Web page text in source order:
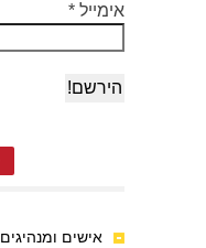
אימייל *
אישים ומנהיגים